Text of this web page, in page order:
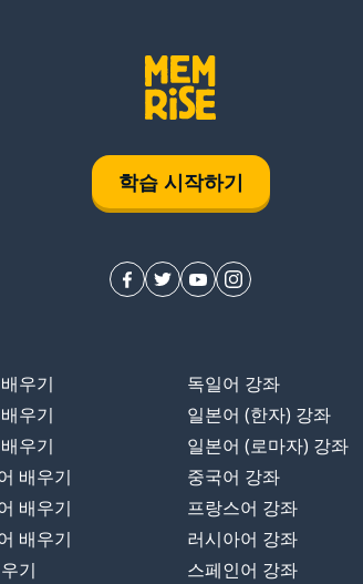
학습 시작하기
우기
우기
우기
배우기
배우기
배우기
기
독일어 강좌
일본어 (한자) 강좌
일본어 (로마자) 강좌
중국어 강좌
프랑스어 강좌
러시아어 강좌
스페인어 강좌